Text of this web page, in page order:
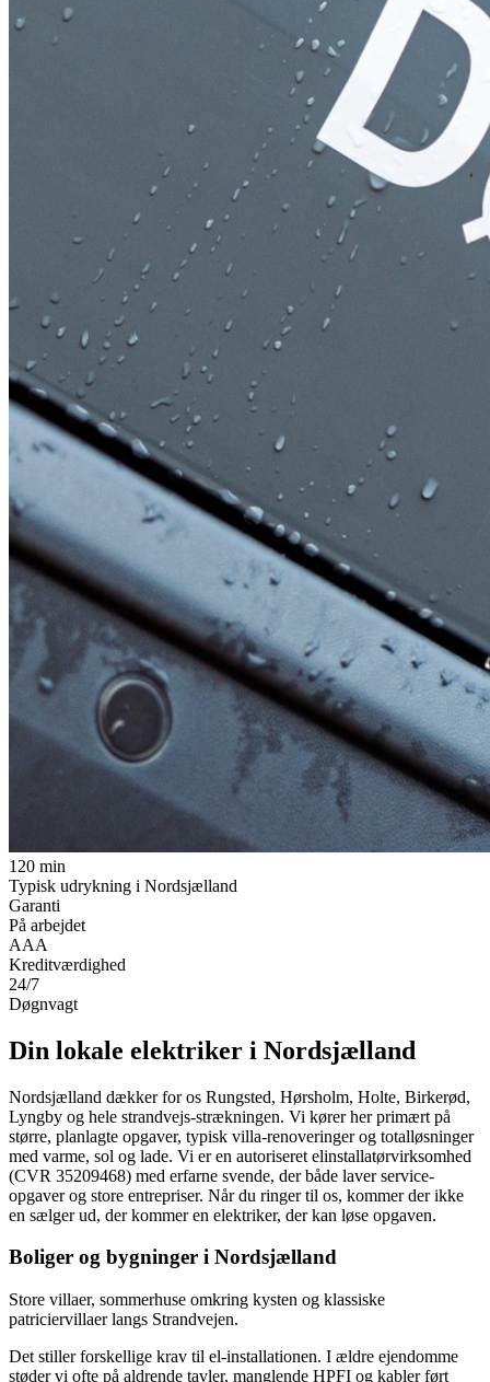
120 min
Typisk udrykning i Nordsjælland
Garanti
På arbejdet
AAA
Kreditværdighed
24/7
Døgnvagt
Din lokale elektriker i Nordsjælland
Nordsjælland dækker for os Rungsted, Hørsholm, Holte, Birkerød,
Lyngby og hele strandvejs-strækningen. Vi kører her primært på
større, planlagte opgaver, typisk villa-renoveringer og totalløsninger
med varme, sol og lade. Vi er en autoriseret elinstallatørvirksomhed
(CVR 35209468) med erfarne svende, der både laver service­
opgaver og store entrepriser. Når du ringer til os, kommer der ikke
en sælger ud, der kommer en elektriker, der kan løse opgaven.
Boliger og bygninger i Nordsjælland
Store villaer, sommerhuse omkring kysten og klassiske
patriciervillaer langs Strandvejen.
Det stiller forskellige krav til el-installationen. I ældre ejendomme
støder vi ofte på aldrende tavler, manglende HPFI og kabler ført